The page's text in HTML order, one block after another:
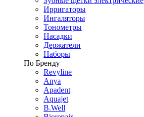
Ирригаторы
Ингаляторы
Тонометры
Насадки
Держатели
Наборы
По Бренду
Revyline
Anya
Apadent
Aquajet
B.Well